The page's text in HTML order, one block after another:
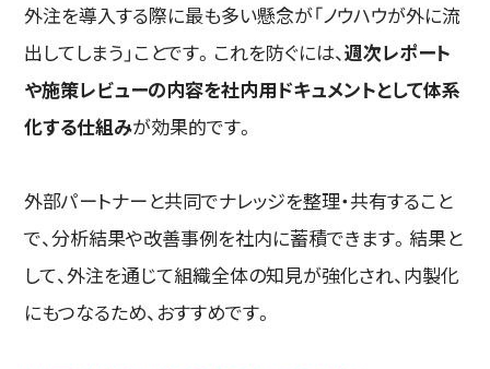
外注を導入する際に最も多い懸念が「ノウハウが外に流
出してしまう」ことです。これを防ぐには、週次レポート
や施策レビューの内容を社内用ドキュメントとして体系
化する仕組みが効果的です。
外部パートナーと共同でナレッジを整理・共有すること
で、分析結果や改善事例を社内に蓄積できます。結果と
して、外注を通じて組織全体の知見が強化され、内製化
にもつなるため、おすすめです。